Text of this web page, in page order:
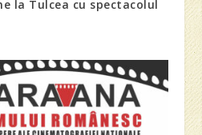
la Tulcea cu spectacolul